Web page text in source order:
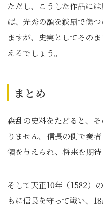
ただし、こうした作品に
ば、光秀の額を鉄扇で傷
ますが、史実としてその
えるでしょう。
まとめ
森乱の史料をたどると、
りません。信長の側で奏
領を与えられ、将来を期
そして天正10年（1582）
もに信長を守って戦い、